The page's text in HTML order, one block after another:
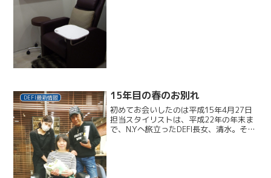
DEFI最新情報 15年目の春のお別れ
初めてお会いしたのは平成15年4月27日
担当スタイリストは、平成22年の年末ま
で、N.Yへ旅立ったDEFI長女、清水。その